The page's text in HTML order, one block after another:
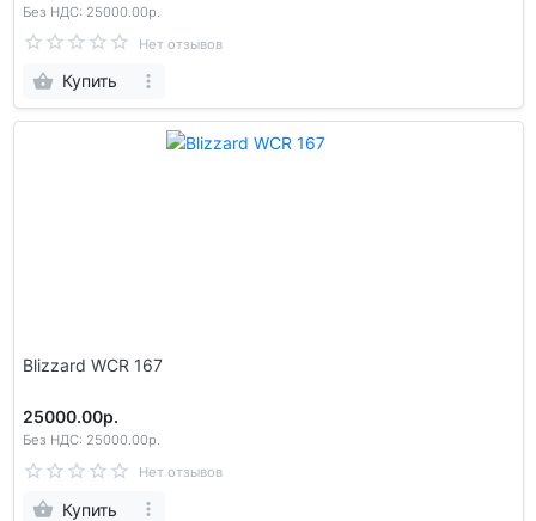
Без НДС: 25000.00р.
Нет отзывов
Купить
Blizzard WCR 167
25000.00р.
Без НДС: 25000.00р.
Нет отзывов
Купить